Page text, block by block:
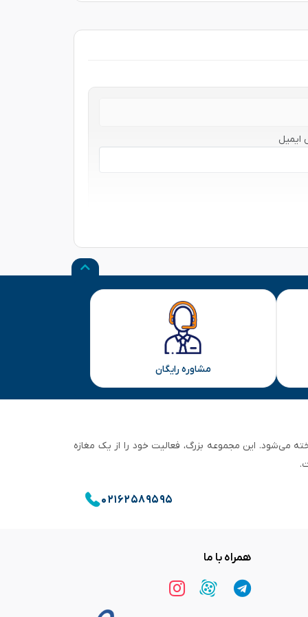
ایمیل
مشاوره رایگان
تهران شناخته می‌شود. این مجموعه بزرگ، فعالیت خود را از یک مغازه
۰۲۱۶۲۵۸۹۵۹۵
همراه با ما